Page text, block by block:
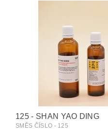
125 - SHAN YAO DING
SMĚS ČÍSLO - 125